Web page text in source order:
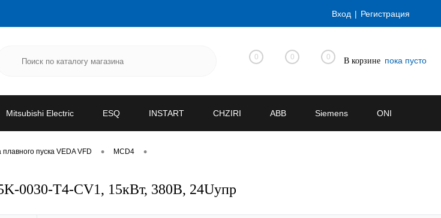
Вход Регистрация
0 0 0 В корзине пока пусто
Mitsubishi Electric ESQ INSTART CHZIRI ABB Siemens ONI
плавного пуска VEDA VFD • MCD4 •
0030-T4-CV1, 15кВт, 380В, 24Uупр